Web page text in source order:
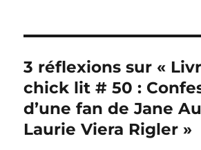
3 réflexions sur «
chick lit # 50 :
d’une fan de Jane
Laurie Viera Rigler »